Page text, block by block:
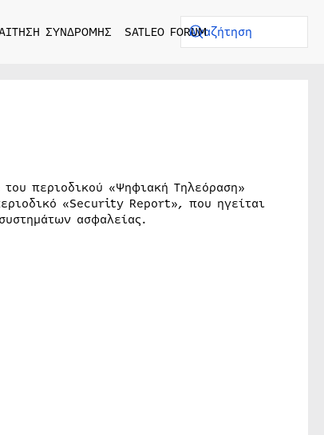
ΣΥΝΔΡΟΜΗΣ SATLEO FORUM
περιοδικού «Ψηφιακή Τηλεόραση»
«Security Report», που ηγείται
ασφαλείας.